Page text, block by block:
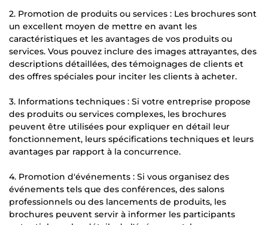
2. Promotion de produits ou services : Les brochures sont
un excellent moyen de mettre en avant les
caractéristiques et les avantages de vos produits ou
services. Vous pouvez inclure des images attrayantes, des
descriptions détaillées, des témoignages de clients et
des offres spéciales pour inciter les clients à acheter.
3. Informations techniques : Si votre entreprise propose
des produits ou services complexes, les brochures
peuvent être utilisées pour expliquer en détail leur
fonctionnement, leurs spécifications techniques et leurs
avantages par rapport à la concurrence.
4. Promotion d'événements : Si vous organisez des
événements tels que des conférences, des salons
professionnels ou des lancements de produits, les
brochures peuvent servir à informer les participants